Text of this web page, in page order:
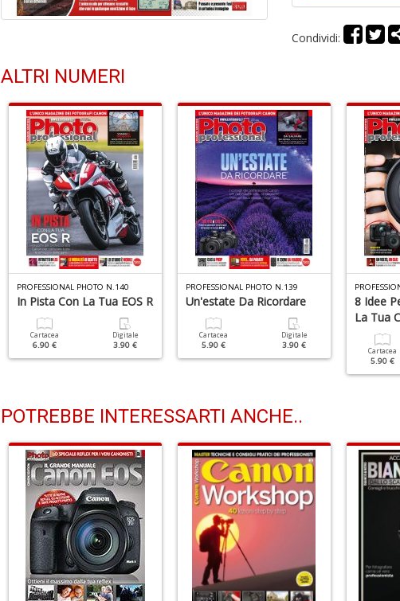
Condividi:
ALTRI NUMERI
PROFESSIONAL PHOTO N.140
In Pista Con La Tua EOS R
Cartacea
6.90 €
Digitale
3.90 €
PROFESSIONAL PHOTO N.139
Un'estate Da Ricordare
Cartacea
5.90 €
Digitale
3.90 €
8 Idee
La Tua
Cartacea
5.90 €
POTREBBE INTERESSARTI ANCHE..